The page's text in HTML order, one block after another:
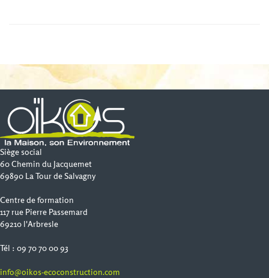
Siège social
60 Chemin du Jacquemet
69890 La Tour de Salvagny
Centre de formation
117 rue Pierre Passemard
69210 l'Arbresle
Tél : 09 70 70 00 93
info@oikos-ecoconstruction.com